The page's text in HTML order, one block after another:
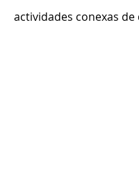
actividades conexas